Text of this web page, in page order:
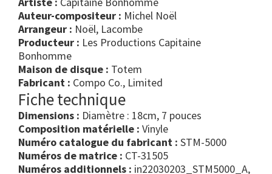
Auteur-compositeur : Michel Noël
Arrangeur : Noël, Lacombe
Producteur : Les Productions Capitaine
Bonhomme
Maison de disque : Totem
Fabricant : Compo Co., Limited
Fiche technique
Dimensions : Diamètre : 18cm, 7 pouces
Composition matérielle : Vinyle
Numéro catalogue du fabricant : STM-5000
Numéros de matrice : CT-31505
Numéros additionnels : in22030203_STM5000_A,